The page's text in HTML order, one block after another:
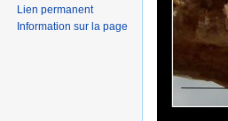
Lien permanent
Information sur la page